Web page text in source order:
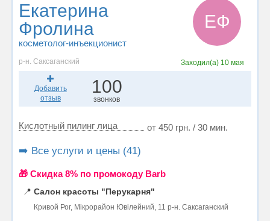
Екатерина
Фролина
косметолог-инъекционист
ЕФ
р-н. Саксаганский Заходил(а) 10 мая
Добавить
отзыв
100
звонков
Кислотный пилинг лица от 450 грн. / 30 мин.
➡️ Все услуги и цены (41)
🎁 Cкидка 8% по промокоду Barb
📍 Салон красоты "Перукарня"
Кривой Рог, Мікрорайон Ювілейний, 11 р-н. Саксаганский